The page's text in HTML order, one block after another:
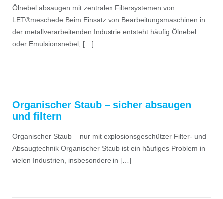
Ölnebel absaugen mit zentralen Filtersystemen von
LET®meschede Beim Einsatz von Bearbeitungsmaschinen in
der metallverarbeitenden Industrie entsteht häufig Ölnebel
oder Emulsionsnebel, […]
Organischer Staub – sicher absaugen
und filtern
Organischer Staub – nur mit explosionsgeschützer Filter- und
Absaugtechnik Organischer Staub ist ein häufiges Problem in
vielen Industrien, insbesondere in […]